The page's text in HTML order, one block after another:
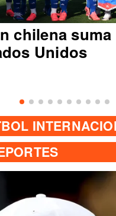
chilena
Unidos